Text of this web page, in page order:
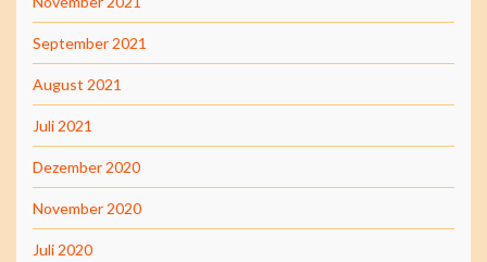
September 2021
August 2021
Juli 2021
Dezember 2020
November 2020
Juli 2020